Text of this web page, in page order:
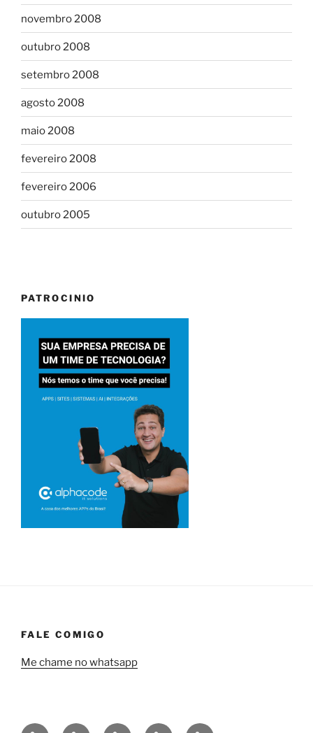
novembro 2008
outubro 2008
setembro 2008
agosto 2008
maio 2008
fevereiro 2008
fevereiro 2006
outubro 2005
PATROCINIO
FALE COMIGO
Me chame no whatsapp